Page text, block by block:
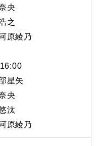
央
之
原綾乃
星矢
央
汰
原綾乃